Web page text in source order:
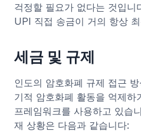
걱정할 필요가 없다는 것입
UPI 직접 송금이 거의 항상
세금 및 규제
인도의 암호화폐 규제 접근
기적 암호화폐 활동을 억제하
프레임워크를 사용하고 있습
재 상황은 다음과 같습니다: